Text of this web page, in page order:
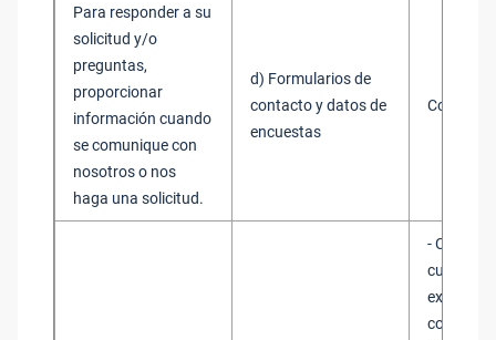
Para responder a su
solicitud y/o
preguntas,
proporcionar
información cuando
se comunique con
nosotros o nos
haga una solicitud.
d) Formularios de
contacto y datos de
encuestas
-
cuando
exija